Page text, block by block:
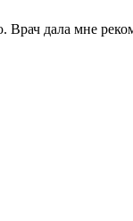
Врач дала мне